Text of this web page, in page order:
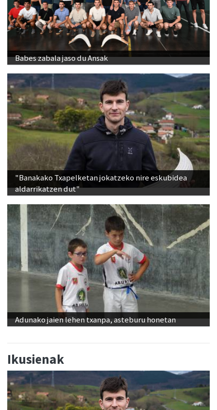
Babes zabala jaso du Ansak
"Banakako Txapelketan jokatzeko nire eskubidea
aldarrikatzen dut"
Adunako jaien lehen txanpa, asteburu honetan
Ikusienak